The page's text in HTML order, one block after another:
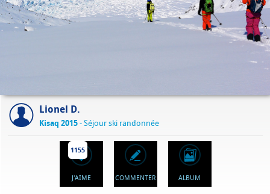
Lionel D.
Kisaq 2015- Séjour ski randonnée
1155
J'AIME COMMENTER ALBUM